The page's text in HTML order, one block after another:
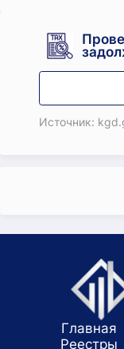
Источник:
Главная
Реестры